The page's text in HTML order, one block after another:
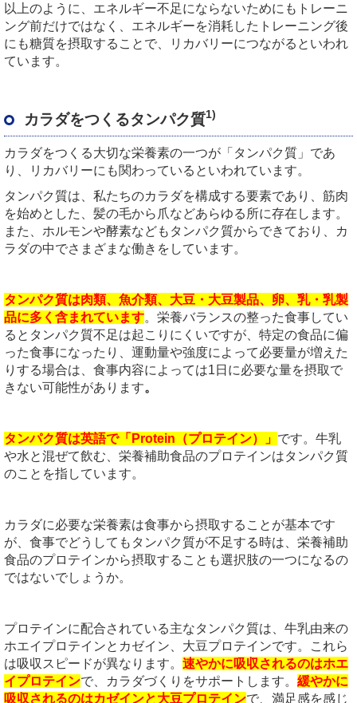
以上のように、エネルギー不足にならないためにもトレーニ
ング前だけではなく、エネルギーを消耗したトレーニング後
にも糖質を摂取することで、リカバリーにつながるといわれ
ています。
カラダをつくるタンパク質1)
カラダをつくる大切な栄養素の一つが「タンパク質」であ
り、リカバリーにも関わっているといわれています。
タンパク質は、私たちのカラダを構成する要素であり、筋肉
を始めとした、髪の毛から爪などあらゆる所に存在します。
また、ホルモンや酵素などもタンパク質からできており、カ
ラダの中でさまざまな働きをしています。
タンパク質は肉類、魚介類、大豆・大豆製品、卵、乳・乳製
品に多く含まれています。栄養バランスの整った食事してい
るとタンパク質不足は起こりにくいですが、特定の食品に偏
った食事になったり、運動量や強度によって必要量が増えた
りする場合は、食事内容によっては1日に必要な量を摂取で
きない可能性があります。
タンパク質は英語で「Protein（プロテイン）」 です。牛乳
や水と混ぜて飲む、栄養補助食品のプロテインはタンパク質
のことを指しています。
カラダに必要な栄養素は食事から摂取することが基本です
が、食事でどうしてもタンパク質が不足する時は、栄養補助
食品のプロテインから摂取することも選択肢の一つになるの
ではないでしょうか。
プロテインに配合されている主なタンパク質は、牛乳由来の
ホエイプロテインとカゼイン、大豆プロテインです。これら
は吸収スピードが異なります。 速やかに吸収されるのはホエ
イプロテインで、カラダづくりをサポートします。 緩やかに
吸収されるのはカゼインと大豆プロテインで、満足感を感じ